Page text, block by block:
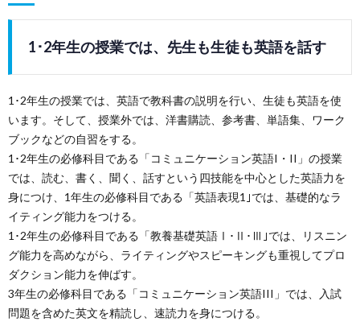
1･2年生の授業では、先生も生徒も英語を話す
1･2年生の授業では、英語で教科書の説明を行い、生徒も英語を使
います。そして、授業外では、洋書購読、参考書、単語集、ワーク
ブックなどの自習をする。
1･2年生の必修科目である「コミュニケーション英語I・II」の授業
では、読む、書く、聞く、話すという四技能を中心とした英語力を
身につけ、1年生の必修科目である「英語表現1｣では、基礎的なラ
イティング能力をつける。
1･2年生の必修科目である「教養基礎英語Ⅰ･Ⅱ･Ⅲ｣では、リスニン
グ能力を高めながら、ライティングやスピーキングも重視してプロ
ダクション能力を伸ばす。
3年生の必修科目である「コミュニケーション英語III」では、入試
問題を含めた英文を精読し、速読力を身につける。